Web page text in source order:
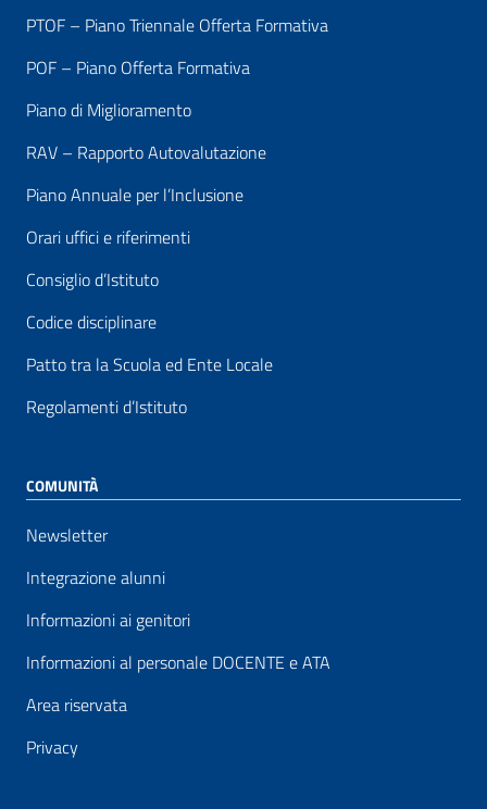
PTOF – Piano Triennale Offerta Formativa
POF – Piano Offerta Formativa
Piano di Miglioramento
RAV – Rapporto Autovalutazione
Piano Annuale per l’Inclusione
Orari uffici e riferimenti
Consiglio d’Istituto
Codice disciplinare
Patto tra la Scuola ed Ente Locale
Regolamenti d’Istituto
COMUNITÀ
Newsletter
Integrazione alunni
Informazioni ai genitori
Informazioni al personale DOCENTE e ATA
Area riservata
Privacy